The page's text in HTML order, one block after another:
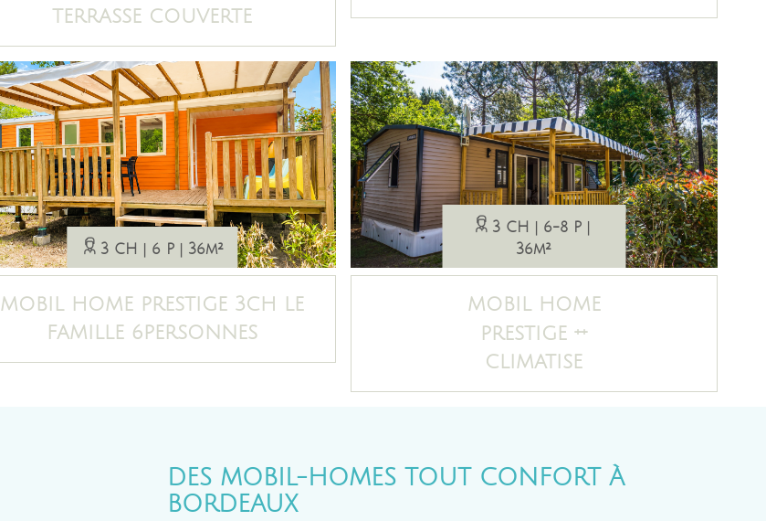
TERRASSE COUVERTE
3 CH 6 P 36m²
MOBIL HOME PRESTIGE 3CH LE
FAMILLE 6PERSONNES
3 CH
6-8 P
36m²
MOBIL HOME
PRESTIGE++
CLIMATISE
DES MOBIL-HOMES TOUT CONFORT À
BORDEAUX